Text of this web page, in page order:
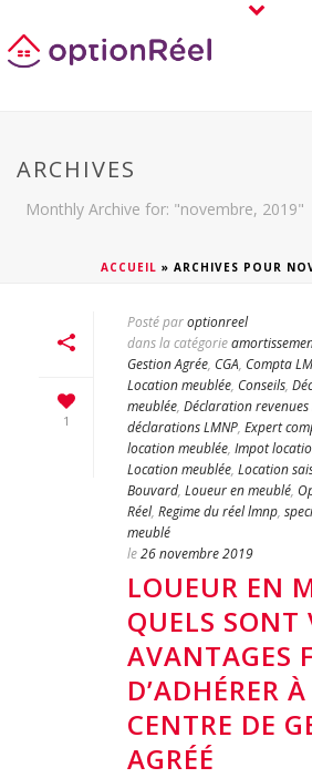
ARCHIVES
Monthly Archive for: "novembre, 2019"
ACCUEIL » ARCHIVES POUR
1
Posté paroptionreel
dans la catégorie
Gestion Agrée, CGA, Compta
Location meublée, Conseils,
meublée, Déclaration
déclarations LMNP, Expert
location meublée, Impot
Location meublée, Location
Bouvard, Loueur en meublé,
Réel, Regime du réel lmnp,
meublé
le26 novembre 2019
LOUEUR EN
QUELS SONT
AVANTAGES
D’ADHÉRER
CENTRE DE
AGRÉÉ